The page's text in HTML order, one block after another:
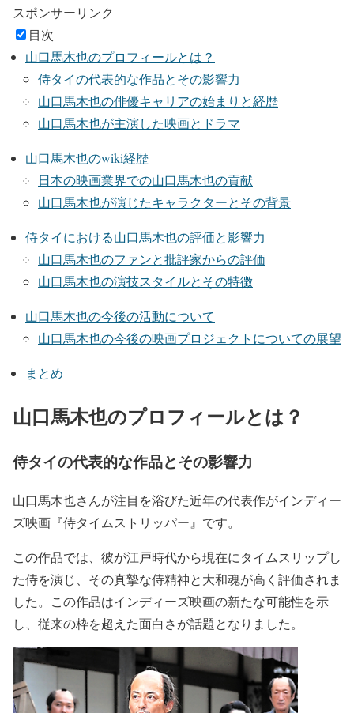
スポンサーリンク
目次
山口馬木也のプロフィールとは？
侍タイの代表的な作品とその影響力
山口馬木也の俳優キャリアの始まりと経歴
山口馬木也が主演した映画とドラマ
山口馬木也のwiki経歴
日本の映画業界での山口馬木也の貢献
山口馬木也が演じたキャラクターとその背景
侍タイにおける山口馬木也の評価と影響力
山口馬木也のファンと批評家からの評価
山口馬木也の演技スタイルとその特徴
山口馬木也の今後の活動について
山口馬木也の今後の映画プロジェクトについての展望
まとめ
山口馬木也のプロフィールとは？
侍タイの代表的な作品とその影響力
山口馬木也さんが注目を浴びた近年の代表作がインディー
ズ映画『侍タイムストリッパー』 です。
この作品では、彼が江戸時代から現在にタイムスリップし
た侍を演じ、その真摯な侍精神と大和魂が高く評価されま
した。この作品はイ ンディーズ映画の新たな可能性を示
し、 従来の枠を超えた面白さが話題となりました。